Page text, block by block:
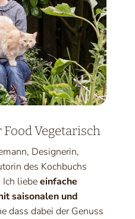
Vegetarisch
Designerin,
des Kochbuchs
Ich liebeeinfache
saisonalen und
dass dabei der Genuss